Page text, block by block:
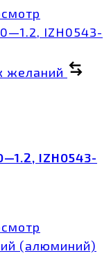
желаний
IZH0543-